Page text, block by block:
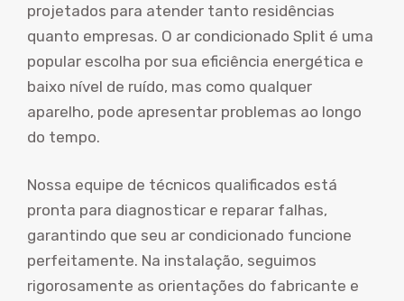
projetados para atender tanto residências
quanto empresas. O ar condicionado Split é uma
popular escolha por sua eficiência energética e
baixo nível de ruído, mas como qualquer
aparelho, pode apresentar problemas ao longo
do tempo.
Nossa equipe de técnicos qualificados está
pronta para diagnosticar e reparar falhas,
garantindo que seu ar condicionado funcione
perfeitamente. Na instalação, seguimos
rigorosamente as orientações do fabricante e